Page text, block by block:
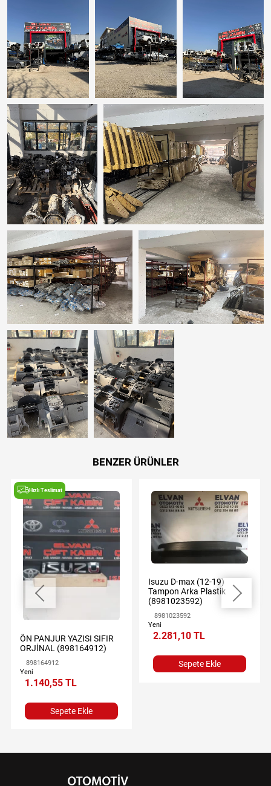
BENZER ÜRÜNLER
Hızlı Teslimat
ÖN PANJUR YAZISI SIFIR
ORJİNAL (898164912)
898164912
Yeni
1.140,55 TL
Sepete Ekle
Isuzu D-max (12-19)
Tampon Arka Plastik
(8981023592)
8981023592
Yeni
2.281,10 TL
Sepete Ekle